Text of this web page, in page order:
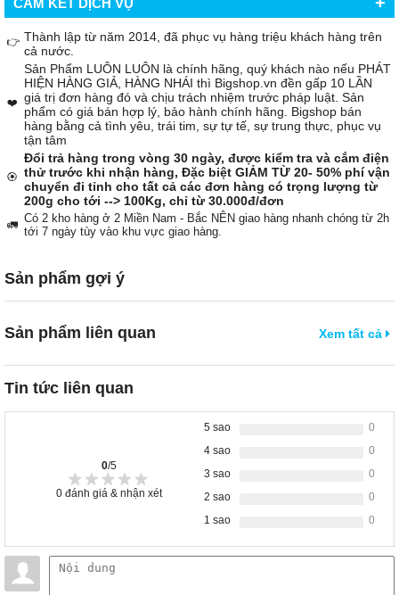
👉 Thành lập từ năm 2014, đã phục vụ hàng triệu khách hàng trên
cả nước.
❤️
Sản Phẩm LUÔN LUÔN là chính hãng, quý khách nào nếu PHÁT
HIỆN HÀNG GIẢ, HÀNG NHÁI thì Bigshop.vn đền gấp 10 LẦN
giá trị đơn hàng đó và chịu trách nhiệm trước pháp luật. Sản
phẩm có giá bán hợp lý, bảo hành chính hãng. Bigshop bán
hàng bằng cả tình yêu, trái tim, sự tự tế, sự trung thực, phục vụ
tận tâm
🏵️
Đổi trả hàng trong vòng 30 ngày, được kiểm tra và cắm điện
thử trước khi nhận hàng, Đặc biệt GIẢM TỪ 20- 50% phí vận
chuyển đi tỉnh cho tất cả các đơn hàng có trọng lượng từ
200g cho tới --> 100Kg, chỉ từ 30.000đ/đơn
🚛 Có 2 kho hàng ở 2 Miền Nam - Bắc NÊN giao hàng nhanh chóng từ 2h
tới 7 ngày tùy vào khu vực giao hàng.
Sản phẩm gợi ý
Sản phẩm liên quan Xem tất cả
Tin tức liên quan
0/5
0 đánh giá & nhận xét
5 sao
0
4 sao
0
3 sao
0
2 sao
0
1 sao
0